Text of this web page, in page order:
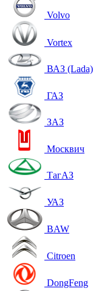
Volvo
Vortex
ВАЗ (Lada)
ГАЗ
ЗАЗ
Москвич
ТагАЗ
УАЗ
BAW
Citroen
DongFeng